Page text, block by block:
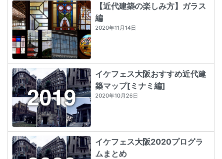
【近代建築の楽しみ方】ガラス
編
2020年11月14日
イケフェス大阪おすすめ近代建
築マップ[ミナミ編]
2020年10月26日
イケフェス大阪2020プログラ
ムまとめ